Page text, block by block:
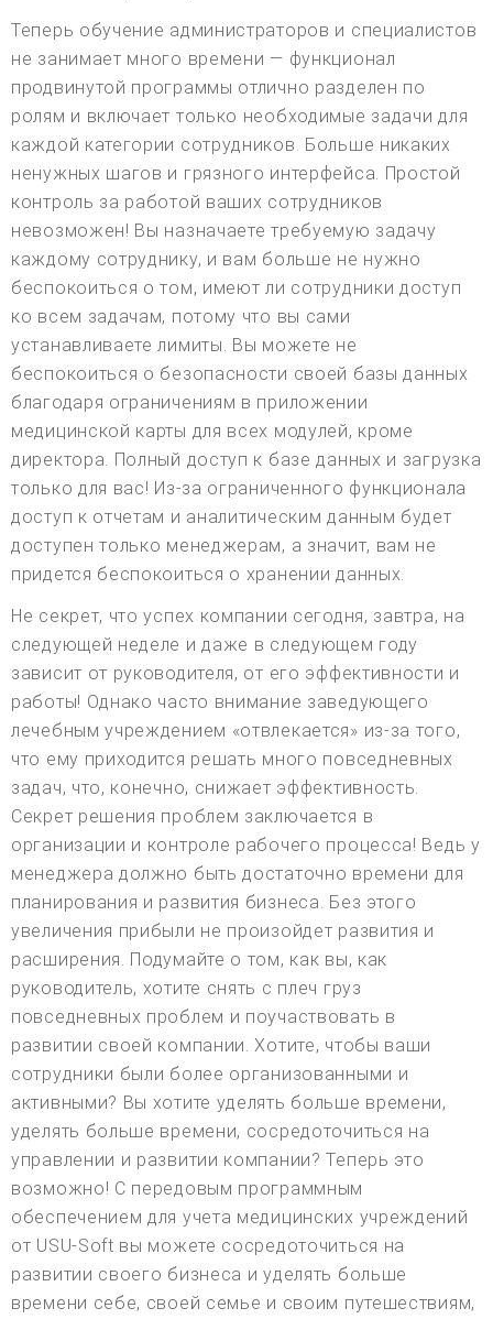
Теперь обучение администраторов и специалистов
не занимает много времени — функционал
продвинутой программы отлично разделен по
ролям и включает только необходимые задачи для
каждой категории сотрудников. Больше никаких
ненужных шагов и грязного интерфейса. Простой
контроль за работой ваших сотрудников
невозможен! Вы назначаете требуемую задачу
каждому сотруднику, и вам больше не нужно
беспокоиться о том, имеют ли сотрудники доступ
ко всем задачам, потому что вы сами
устанавливаете лимиты. Вы можете не
беспокоиться о безопасности своей базы данных
благодаря ограничениям в приложении
медицинской карты для всех модулей, кроме
директора. Полный доступ к базе данных и загрузка
только для вас! Из-за ограниченного функционала
доступ к отчетам и аналитическим данным будет
доступен только менеджерам, а значит, вам не
придется беспокоиться о хранении данных.
Не секрет, что успех компании сегодня, завтра, на
следующей неделе и даже в следующем году
зависит от руководителя, от его эффективности и
работы! Однако часто внимание заведующего
лечебным учреждением «отвлекается» из-за того,
что ему приходится решать много повседневных
задач, что, конечно, снижает эффективность.
Секрет решения проблем заключается в
организации и контроле рабочего процесса! Ведь у
менеджера должно быть достаточно времени для
планирования и развития бизнеса. Без этого
увеличения прибыли не произойдет развития и
расширения. Подумайте о том, как вы, как
руководитель, хотите снять с плеч груз
повседневных проблем и поучаствовать в
развитии своей компании. Хотите, чтобы ваши
сотрудники были более организованными и
активными? Вы хотите уделять больше времени,
уделять больше времени, сосредоточиться на
управлении и развитии компании? Теперь это
возможно! С передовым программным
обеспечением для учета медицинских учреждений
от USU-Soft вы можете сосредоточиться на
развитии своего бизнеса и уделять больше
времени себе, своей семье и своим путешествиям,